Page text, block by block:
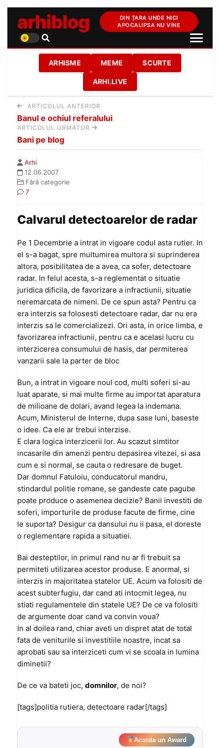
arhiblog
DIN ȚARA UNDE NICI
APOCALIPSA NU VINE
ARHISME MEME SCURTE
ARHI.LIVE
ARTICOLUL ANTERIOR
Banul e ochiul referalului
ARTICOLUL URMĂTOR
Bani pe blog
Arhi
12.06.2007
Fără categorie
7
Calvarul detectoarelor de radar
Pe 1 Decembrie a intrat in vigoare codul asta rutier. In
el s-a bagat, spre multumirea multora si suprinderea
altora, posibilitatea de a avea, ca sofer, detectoare
radar. In felul acesta, s-a reglementat o situatie
juridica dificila, de favorizare a infractiunii, situatie
neremarcata de nimeni. De ce spun asta? Pentru ca
era interzis sa folosesti detectoare radar, dar nu era
interzis sa le comercializezi. Ori asta, in orice limba, e
favorizarea infractiunii, pentru ca e acelasi lucru cu
interzicerea consumului de hasis, dar permiterea
vanzarii sale la parter de bloc
Bun, a intrat in vigoare noul cod, multi soferi si-au
luat aparate, si mai multe firme au importat aparatura
de milioane de dolari, avand legea la indemana.
Acum, Ministerul de Interne, dupa sase luni, baseste
o idee. Ca ele ar trebui interzise.
E clara logica interzicerii lor. Au scazut simtitor
incasarile din amenzi pentru depasirea vitezei, si asa
cum e si normal, se cauta o redresare de buget.
Dar domnul Fatuloiu, conducatorul mandru,
stindardul politie romane, se gandeste cate pagube
poate produce o asemenea decizie? Banii investiti de
soferi, importurile de produse facute de firme, cine
le suporta? Desigur ca dansului nu ii pasa, el doreste
o reglementare rapida a situatiei.
Bai desteptilor, in primul rand nu ar fi trebuit sa
permiteti utilizarea acestor produse. E anormal, si
interzis in majoritatea statelor UE. Acum va folositi de
acest subterfugiu, dar cand ati intocmit legea, nu
stiati regulamentele din statele UE? De ce va folositi
de argumente doar cand va convin voua?
In al doilea rand, chiar aveti un dispret atat de total
fata de veniturile si investitiile noastre, incat sa
aprobati sau sa interziceti cum vi se scoala in lumina
diminetii?
De ce va bateti joc, domnilor, de noi?
[tags]politia rutiera, detectoare radar[/tags]
Acorda un Award